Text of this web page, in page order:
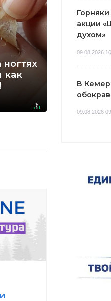
ногтях
как
метод
не
акции
духом»
09.08.2026
В
09.08.2026